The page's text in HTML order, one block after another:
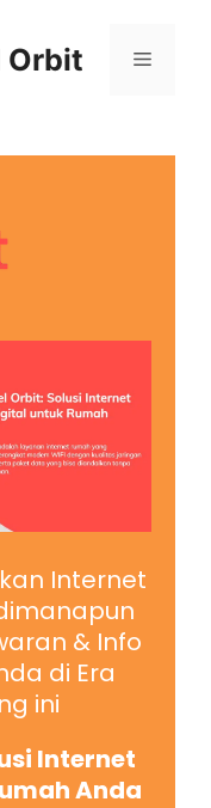
Orbit
Internet
& Info
di Era
ini
Internet
Anda